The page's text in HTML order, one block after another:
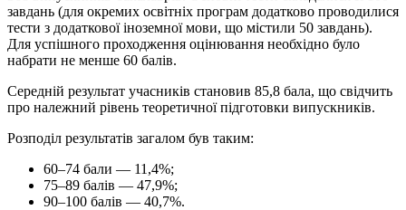
завдань (для окремих освітніх програм додатково проводилися
тести з додаткової іноземної мови, що містили 50 завдань).
Для успішного проходження оцінювання необхідно було
набрати не менше 60 балів.
Середній результат учасників становив 85,8 бала, що свідчить
про належний рівень теоретичної підготовки випускників.
Розподіл результатів загалом був таким:
60–74 бали — 11,4%;
75–89 балів — 47,9%;
90–100 балів — 40,7%.